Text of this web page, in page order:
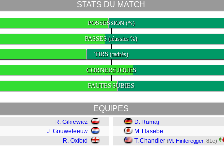
STATS DU MATCH
POSSESSION(%)
PASSES(réussies %)
TIRS(cadrés)
CORNERS JOUES
FAUTES SUBIES
EQUIPES
R. Gikiewicz
J. Gouweleeuw
R. Oxford
D. Ramaj
M. Hasebe
T. Chandler (M. Hinteregger, 81e)